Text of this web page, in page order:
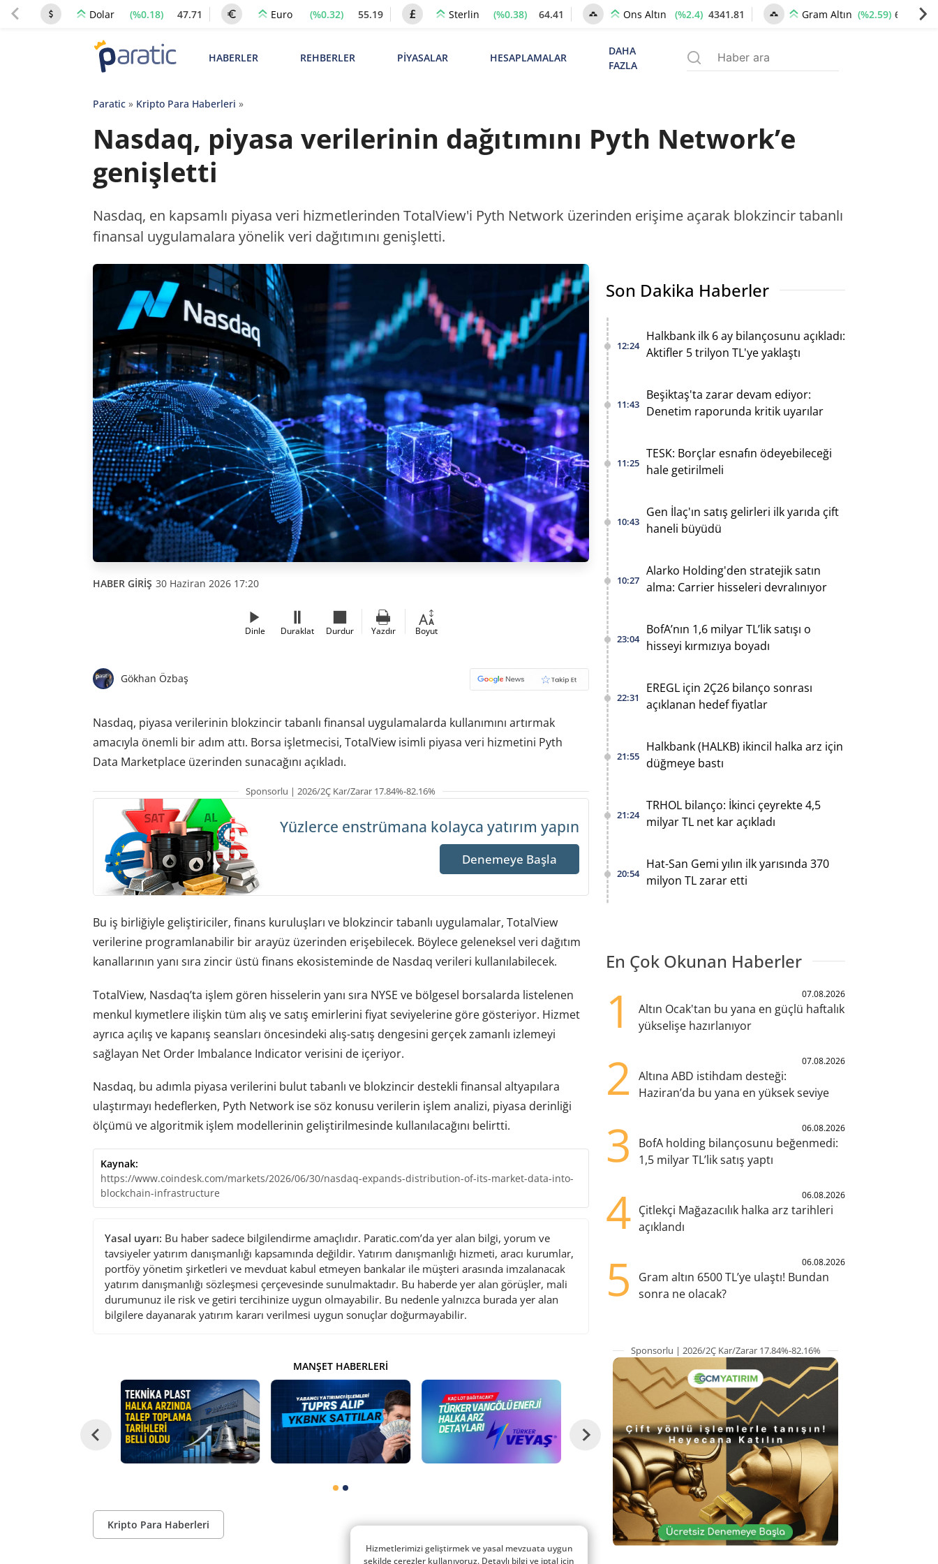
Dolar (%0.18) 47.71 Euro (%0.32) 55.19 Sterlin (%0.38) 64.41 Ons Altın (%2.4) 4341.81 Gram Altın (%2.59) 6660.55
HABERLER REHBERLER PİYASALAR HESAPLAMALAR
DAHA
FAZLA
Paratic» Kripto Para Haberleri »
Nasdaq, piyasa verilerinin dağıtımını Pyth Network’e
genişletti
Nasdaq, en kapsamlı piyasa veri hizmetlerinden TotalView'i Pyth Network üzerinden erişime açarak blokzincir tabanlı
finansal uygulamalara yönelik veri dağıtımını genişletti.
HABER GİRİŞ 30 Haziran 2026 17:20
Dinle Duraklat Durdur Yazdır Boyut
Gökhan Özbaş
Nasdaq, piyasa verilerinin blokzincir tabanlı finansal uygulamalarda kullanımını artırmak
amacıyla önemli bir adım attı. Borsa işletmecisi, TotalView isimli piyasa veri hizmetini Pyth
Data Marketplace üzerinden sunacağını açıkladı.
Sponsorlu | 2026/2Ç Kar/Zarar 17.84%-82.16%
Yüzlerce enstrümana kolayca yatırım yapın
Denemeye Başla
Bu iş birliğiyle geliştiriciler, finans kuruluşları ve blokzincir tabanlı uygulamalar, TotalView
verilerine programlanabilir bir arayüz üzerinden erişebilecek. Böylece geleneksel veri dağıtım
kanallarının yanı sıra zincir üstü finans ekosisteminde de Nasdaq verileri kullanılabilecek.
TotalView, Nasdaq’ta işlem gören hisselerin yanı sıra NYSE ve bölgesel borsalarda listelenen
menkul kıymetlere ilişkin tüm alış ve satış emirlerini fiyat seviyelerine göre gösteriyor. Hizmet
ayrıca açılış ve kapanış seansları öncesindeki alış-satış dengesini gerçek zamanlı izlemeyi
sağlayan Net Order Imbalance Indicator verisini de içeriyor.
Nasdaq, bu adımla piyasa verilerini bulut tabanlı ve blokzincir destekli finansal altyapılara
ulaştırmayı hedeflerken, Pyth Network ise söz konusu verilerin işlem analizi, piyasa derinliği
ölçümü ve algoritmik işlem modellerinin geliştirilmesinde kullanılacağını belirtti.
Kaynak:
https://www.coindesk.com/markets/2026/06/30/nasdaq-expands-distribution-of-its-market-data-into-
blockchain-infrastructure
Yasal uyarı: Bu haber sadece bilgilendirme amaçlıdır. Paratic.com’da yer alan bilgi, yorum ve
tavsiyeler yatırım danışmanlığı kapsamında değildir. Yatırım danışmanlığı hizmeti, aracı kurumlar,
portföy yönetim şirketleri ve mevduat kabul etmeyen bankalar ile müşteri arasında imzalanacak
yatırım danışmanlığı sözleşmesi çerçevesinde sunulmaktadır. Bu haberde yer alan görüşler, mali
durumunuz ile risk ve getiri tercihinize uygun olmayabilir. Bu nedenle yalnızca burada yer alan
bilgilere dayanarak yatırım kararı verilmesi uygun sonuçlar doğurmayabilir.
MANŞET HABERLERI
Kripto Para Haberleri
Son Dakika Haberler
12:24
Halkbank ilk 6 ay bilançosunu açıkladı:
Aktifler 5 trilyon TL'ye yaklaştı
11:43
Beşiktaş'ta zarar devam ediyor:
Denetim raporunda kritik uyarılar
11:25
TESK: Borçlar esnafın ödeyebileceği
hale getirilmeli
10:43
Gen İlaç'ın satış gelirleri ilk yarıda çift
haneli büyüdü
10:27
Alarko Holding'den stratejik satın
alma: Carrier hisseleri devralınıyor
23:04
BofA’nın 1,6 milyar TL’lik satışı o
hisseyi kırmızıya boyadı
22:31
EREGL için 2Ç26 bilanço sonrası
açıklanan hedef fiyatlar
21:55
Halkbank (HALKB) ikincil halka arz için
düğmeye bastı
21:24
TRHOL bilanço: İkinci çeyrekte 4,5
milyar TL net kar açıkladı
20:54
Hat-San Gemi yılın ilk yarısında 370
milyon TL zarar etti
En Çok Okunan Haberler
1 07.08.2026
Altın Ocak'tan bu yana en güçlü haftalık
yükselişe hazırlanıyor
2 07.08.2026
Altına ABD istihdam desteği:
Haziran’da bu yana en yüksek seviye
3 06.08.2026
BofA holding bilançosunu beğenmedi:
1,5 milyar TL’lik satış yaptı
4 06.08.2026
Çitlekçi Mağazacılık halka arz tarihleri
açıklandı
5 06.08.2026
Gram altın 6500 TL’ye ulaştı! Bundan
sonra ne olacak?
Sponsorlu | 2026/2Ç Kar/Zarar 17.84%-82.16%
Hizmetlerimizi geliştirmek ve yasal mevzuata uygun
şekilde çerezler kullanıyoruz. Detaylı bilgi ve iptal için